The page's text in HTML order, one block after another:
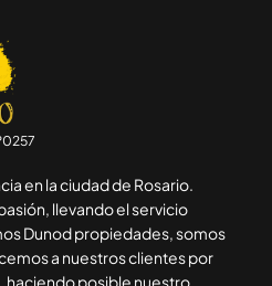
en la ciudad de Rosario.
llevando el servicio
Dunod propiedades, somos
a nuestros clientes por
haciendo posible nuestro